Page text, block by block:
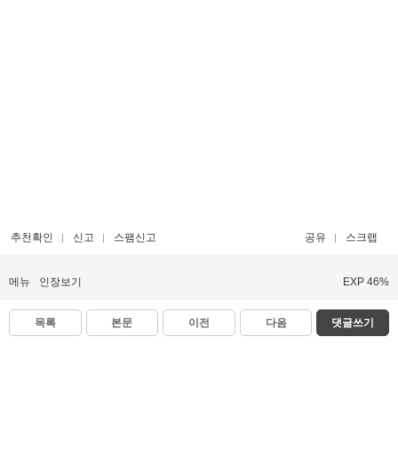
추천확인 신고 스팸신고 공유 스크랩
메뉴 인장보기 EXP 46%
목록 본문 이전 다음 댓글쓰기